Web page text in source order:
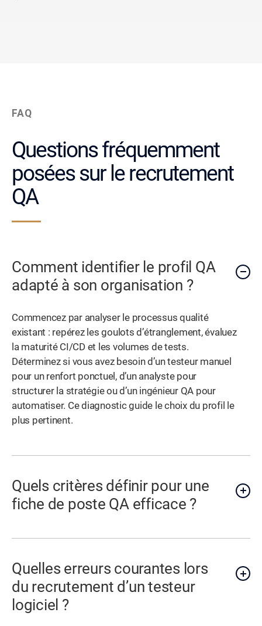
FAQ
Questions fréquemment
posées sur le recrutement
QA
Comment identifier le profil QA
adapté à son organisation ?
Commencez par analyser le processus qualité
existant : repérez les goulots d’étranglement, évaluez
la maturité CI/CD et les volumes de tests.
Déterminez si vous avez besoin d’un testeur manuel
pour un renfort ponctuel, d’un analyste pour
structurer la stratégie ou d’un ingénieur QA pour
automatiser. Ce diagnostic guide le choix du profil le
plus pertinent.
Quels critères définir pour une
fiche de poste QA efficace ?
Quelles erreurs courantes lors
du recrutement d’un testeur
logiciel ?